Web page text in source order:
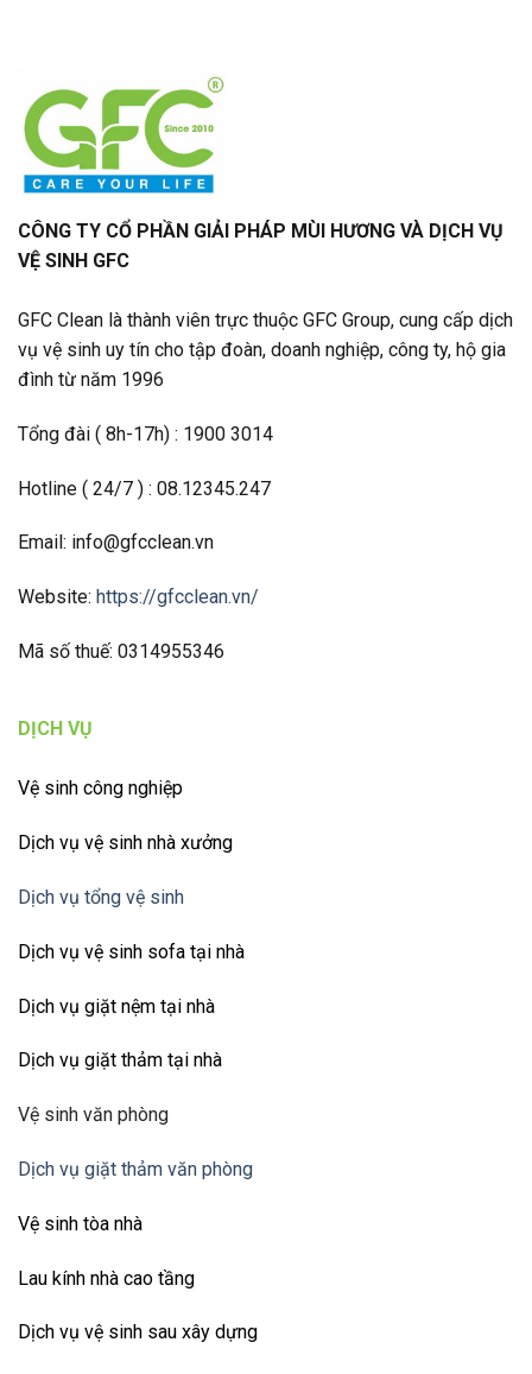
CÔNG TY CỔ PHẦN GIẢI PHÁP MÙI HƯƠNG VÀ DỊCH VỤ
VỆ SINH GFC
GFC Clean là thành viên trực thuộc GFC Group, cung cấp dịch
vụ vệ sinh uy tín cho tập đoàn, doanh nghiệp, công ty, hộ gia
đình từ năm 1996
Tổng đài ( 8h-17h) : 1900 3014
Hotline ( 24/7 ) : 08.12345.247
Email: info@gfcclean.vn
Website: https://gfcclean.vn/
Mã số thuế: 0314955346
DỊCH VỤ
Vệ sinh công nghiệp
Dịch vụ vệ sinh nhà xưởng
Dịch vụ tổng vệ sinh
Dịch vụ vệ sinh sofa tại nhà
Dịch vụ giặt nệm tại nhà
Dịch vụ giặt thảm tại nhà
Vệ sinh văn phòng
Dịch vụ giặt thảm văn phòng
Vệ sinh tòa nhà
Lau kính nhà cao tầng
Dịch vụ vệ sinh sau xây dựng